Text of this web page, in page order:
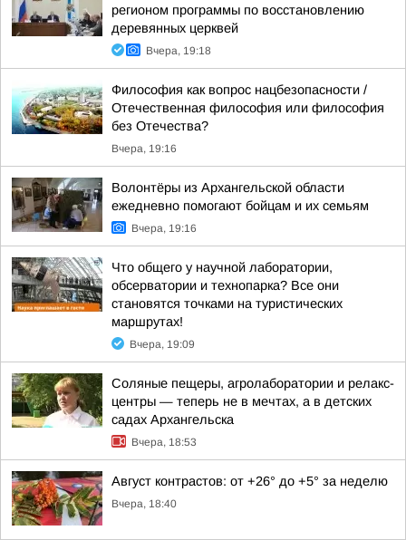
регионом программы по восстановлению
деревянных церквей
Вчера, 19:18
Философия как вопрос нацбезопасности /
Отечественная философия или философия
без Отечества?
Вчера, 19:16
Волонтёры из Архангельской области
ежедневно помогают бойцам и их семьям
Вчера, 19:16
Что общего у научной лаборатории,
обсерватории и технопарка? Все они
становятся точками на туристических
маршрутах!
Вчера, 19:09
Соляные пещеры, агролаборатории и релакс-
центры — теперь не в мечтах, а в детских
садах Архангельска
Вчера, 18:53
Август контрастов: от +26° до +5° за неделю
Вчера, 18:40